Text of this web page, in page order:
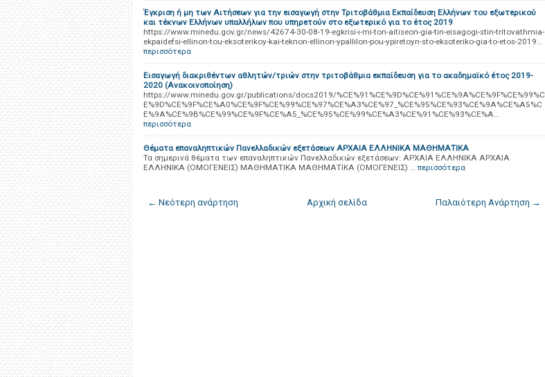
Έγκριση ή μη των Αιτήσεων για την εισαγωγή στην Τριτοβάθμια Εκπαίδευση Ελλήνων του εξωτερικού
και τέκνων Ελλήνων υπαλλήλων που υπηρετούν στο εξωτερικό για το έτος 2019
https://www.minedu.gov.gr/news/42674-30-08-19-egkrisi-i-mi-ton-aitiseon-gia-tin-eisagogi-stin-tritovathmia-
ekpaidefsi-ellinon-tou-eksoterikoy-kai-teknon-ellinon-ypallilon-pou-ypiretoyn-sto-eksoteriko-gia-to-etos-2019…
περισσότερα
Εισαγωγή διακριθέντων αθλητών/τριών στην τριτοβάθμια εκπαίδευση για το ακαδημαϊκό έτος 2019-
2020 (Ανακοινοποίηση)
https://www.minedu.gov.gr/publications/docs2019/%CE%91%CE%9D%CE%91%CE%9A%CE%9F%CE%99%C
E%9D%CE%9F%CE%A0%CE%9F%CE%99%CE%97%CE%A3%CE%97_%CE%95%CE%93%CE%9A%CE%A5%C
E%9A%CE%9B%CE%99%CE%9F%CE%A5_%CE%95%CE%99%CE%A3%CE%91%CE%93%CE%A…
περισσότερα
Θέματα επαναληπτικών Πανελλαδικών εξετάσεων ΑΡΧΑΙΑ ΕΛΛΗΝΙΚΑ ΜΑΘΗΜΑΤΙΚΑ
Τα σημερινά θέματα των επαναληπτικών Πανελλαδικών εξετάσεων: ΑΡΧΑΙΑ ΕΛΛΗΝΙΚΑ ΑΡΧΑΙΑ
ΕΛΛΗΝΙΚΑ (ΟΜΟΓΕΝΕΙΣ) ΜΑΘΗΜΑΤΙΚΑ ΜΑΘΗΜΑΤΙΚΑ (ΟΜΟΓΕΝΕΙΣ) … περισσότερα
← Νεότερη ανάρτηση Παλαιότερη Ανάρτηση →
Αρχική σελίδα